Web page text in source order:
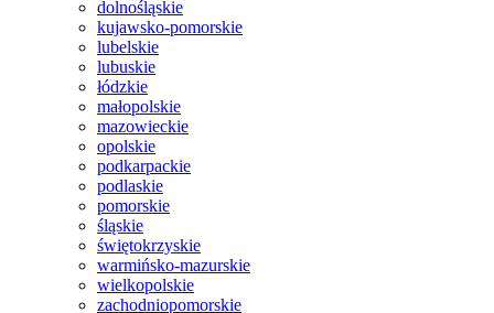
dolnośląskie
kujawsko-pomorskie
lubelskie
lubuskie
łódzkie
małopolskie
mazowieckie
opolskie
podkarpackie
podlaskie
pomorskie
śląskie
świętokrzyskie
warmińsko-mazurskie
wielkopolskie
zachodniopomorskie